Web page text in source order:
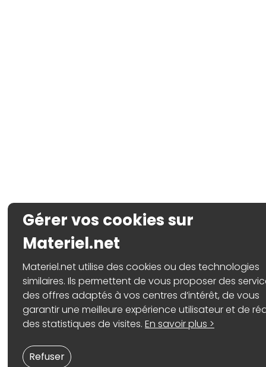
Gérer vos cookies sur
Materiel.net
Materiel.net utilise des cookies ou des technologies
similaires. Ils permettent de vous proposer des
des offres adaptés à vos centres d’intérêt, de vous
garantir une meilleure expérience utilisateur et de
des statistiques de visites.En savoir plus >
Refuser